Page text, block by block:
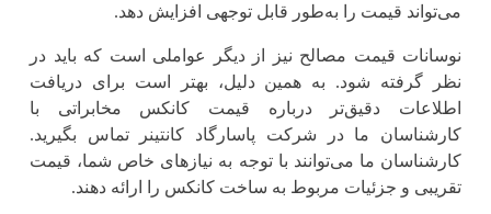
می‌تواند قیمت را به‌طور قابل توجهی افزایش دهد.
نوسانات قیمت مصالح نیز از دیگر عواملی است که باید در
نظر گرفته شود. به همین دلیل، بهتر است برای دریافت
اطلاعات دقیق‌تر درباره قیمت کانکس مخابراتی با
کارشناسان ما در شرکت پاسارگاد کانتینر تماس بگیرید.
کارشناسان ما می‌توانند با توجه به نیازهای خاص شما، قیمت
تقریبی و جزئیات مربوط به ساخت کانکس را ارائه دهند.